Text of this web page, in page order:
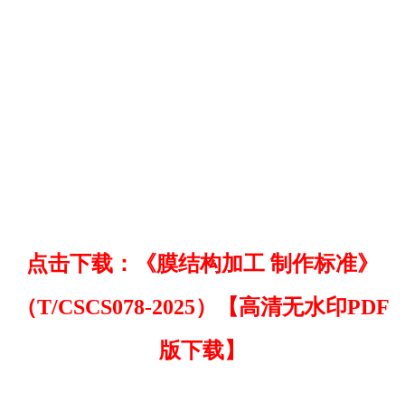
点击下载：《膜结构加工 制作标准》
（T/CSCS078-2025）【高清无水印PDF
版下载】